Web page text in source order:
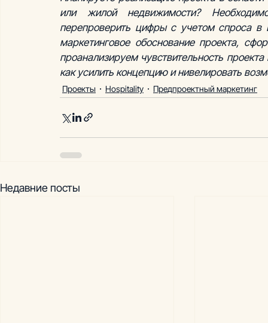
или жилой недвижимости?
перепроверить цифры с учетом спроса
маркетинговое обоснование проекта,
проанализируем чувствительность
как усилить концепцию и нивелировать
Проекты Hospitality Предпроектный маркетинг
Недавние посты